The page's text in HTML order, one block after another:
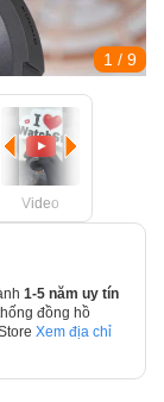
1 / 9
Video
1-5 năm uy tín
đồng hồ
Xem địa chỉ